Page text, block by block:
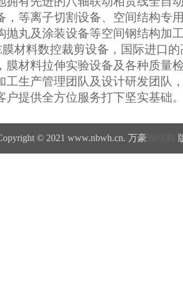
，等离子切割设备、空间结构专
抛丸及涂装设备等空间钢结构加
膜材料数控裁剪设备，国际进口的
膜材料拉伸实验设备及各种质量
工生产管理团队及设计研发团队
户提供全方位服务打下坚实基础
© 2021 www.nbwh.cn. 万豪